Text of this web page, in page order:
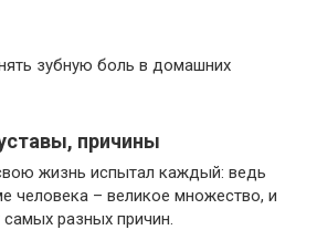
зубную боль в домашних
причины
жизнь испытал каждый: ведь
человека – великое множество, и
разных причин.